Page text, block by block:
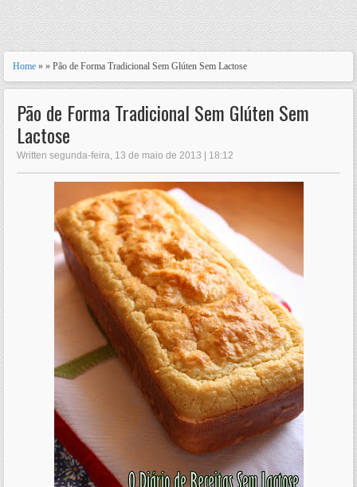
Home » » Pão de Forma Tradicional Sem Glúten Sem Lactose
Pão de Forma Tradicional Sem Glúten Sem
Lactose
Written segunda-feira, 13 de maio de 2013 | 18:12